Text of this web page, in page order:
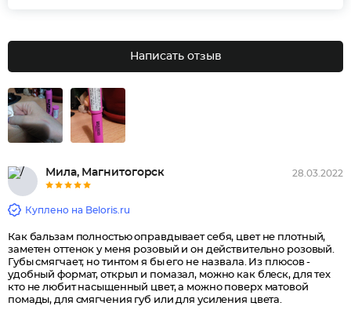
Написать отзыв
Мила, Магнитогорск 28.03.2022
Куплено на Beloris.ru
Как бальзам полностью оправдывает себя, цвет не плотный,
заметен оттенок у меня розовый и он действительно розовый.
Губы смягчает, но тинтом я бы его не назвала. Из плюсов -
удобный формат, открыл и помазал, можно как блеск, для тех
кто не любит насыщенный цвет, а можно поверх матовой
помады, для смягчения губ или для усиления цвета.